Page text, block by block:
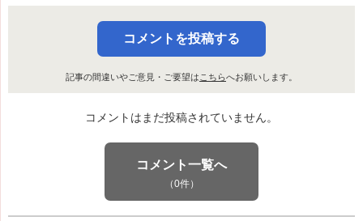
コメントを投稿する
記事の間違いやご意見・ご要望は こちらへお願いします。
コメントはまだ投稿されていません。
コメント一覧へ
（0件）